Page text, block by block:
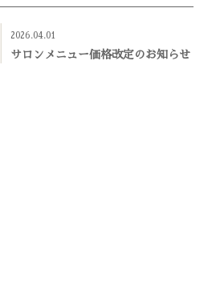
2026.04.01
サロンメニュー価格改定のお知らせ